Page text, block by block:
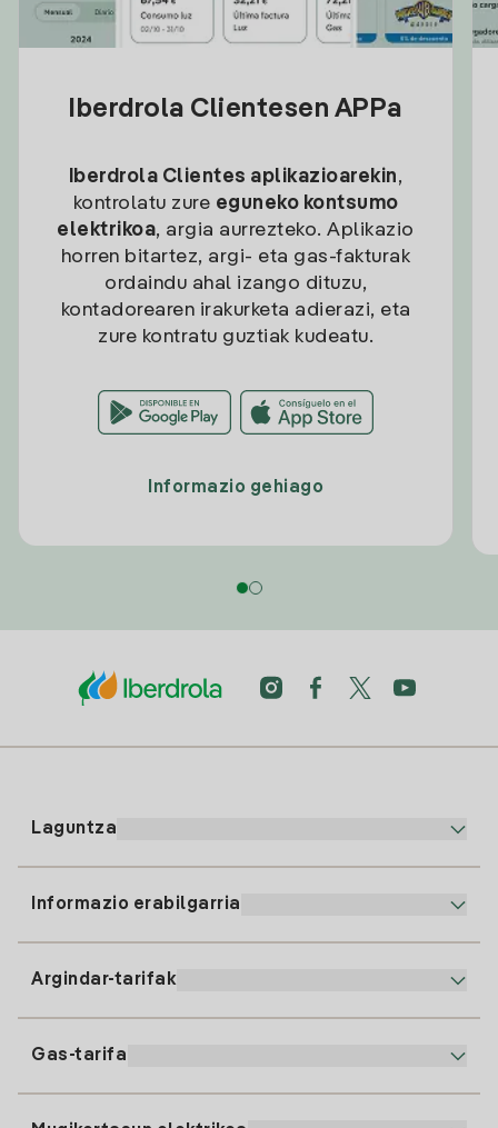
Iberdrola Clientesen APPa
Iberdrola Clientes aplikazioarekin,
kontrolatu zure eguneko kontsumo
elektrikoa, argia aurrezteko. Aplikazio
horren bitartez, argi- eta gas-fakturak
ordaindu ahal izango dituzu,
kontadorearen irakurketa adierazi, eta
zure kontratu guztiak kudeatu.
Informazio gehiago
Laguntza
91 919 52 73
clientes@tuiberdrola.es
Informazio erabilgarria
Argindar-tarifak
Gas-tarifa